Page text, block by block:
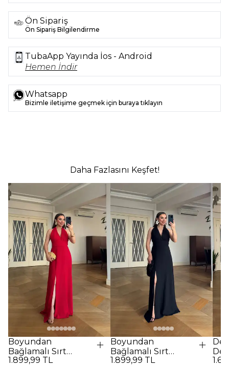
Ön Sipariş
Ön Sipariş Bilgilendirme
TubaApp Yayında İos - Android
Hemen İndir
Whatsapp
Bizimle iletişime geçmek için buraya tıklayın
Daha Fazlasını Keşfet!
Boyundan
Bağlamalı Sırt
Dekolteli Uzun
1.899,99 TL
Boyundan
Bağlamalı Sırt
Dekolteli Uzun
1.899,99 TL